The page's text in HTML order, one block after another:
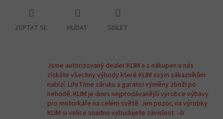
ZEPTAT SE HLÍDAT SDÍLET
Jsme autorizovaný dealer KLIM a s nákupen u nás
získáte všechny výhody které KLIM svým zákazníkům
nabízí. LifeTime záruku a garanci výměny zboží po
nehodě. KLIM je dnes nejprodávanější výrobce výbavy
pro motorkáře na celém světě. Jen pozor, na výrobky
KLIM si velice snadno vybudujete závislost. :-D